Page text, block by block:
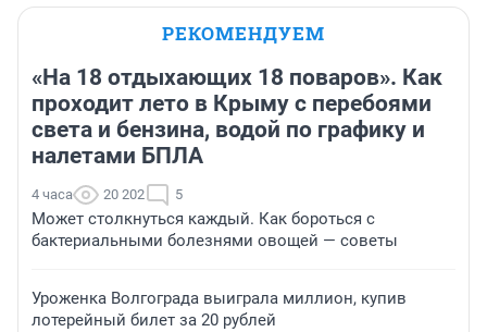
РЕКОМЕНДУЕМ
«На 18 отдыхающих 18 поваров». Как
проходит лето в Крыму с перебоями
света и бензина, водой по графику и
налетами БПЛА
4 часа 20 202 5
Может столкнуться каждый. Как бороться с
бактериальными болезнями овощей — советы
Уроженка Волгограда выиграла миллион, купив
лотерейный билет за 20 рублей